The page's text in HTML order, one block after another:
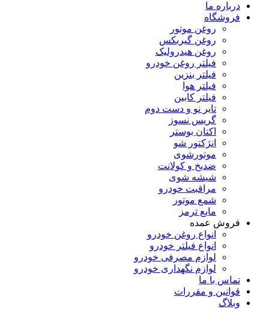
درباره ما
فروشگاه
روغن موتور
روغن گیربکس
روغن هیدرولیک
فیلتر روغن خودرو
فیلتر بنزین
فیلتر هوا
فیلتر کابین
تایر نو و دست دوم
گریس نسوز
اکتان بوستر
انژکتور شو
موتورشوی
ضدیخ و کولانت
شیشه شوی
مراقبت خودرو
شمع موتور
مایع ترمز
فروش عمده
انواع روغن خودرو
انواع فیلتر خودرو
لوازم مصرفی خودرو
لوازم نگهداری خودرو
تماس با ما
قوانین و مقررات
وبلاگ